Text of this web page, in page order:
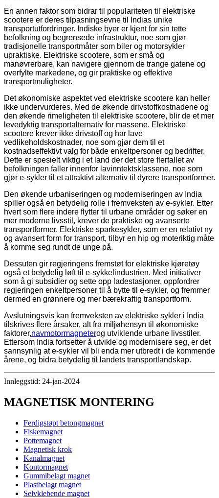
En annen faktor som bidrar til populariteten til elektriske
scootere er deres tilpasningsevne til Indias unike
transportutfordringer. Indiske byer er kjent for sin tette
befolkning og begrensede infrastruktur, noe som gjør
tradisjonelle transportmåter som biler og motorsykler
upraktiske. Elektriske scootere, som er små og
manøvrerbare, kan navigere gjennom de trange gatene og
overfylte markedene, og gir praktiske og effektive
transportmuligheter.
Det økonomiske aspektet ved elektriske scootere kan heller
ikke undervurderes. Med de økende drivstoffkostnadene og
den økende rimeligheten til elektriske scootere, blir de et mer
levedyktig transportalternativ for massene. Elektriske
scootere krever ikke drivstoff og har lave
vedlikeholdskostnader, noe som gjør dem til et
kostnadseffektivt valg for både enkeltpersoner og bedrifter.
Dette er spesielt viktig i et land der det store flertallet av
befolkningen faller innenfor lavinntektsklassene, noe som
gjør e-sykler til et attraktivt alternativ til dyrere transportformer.
Den økende urbaniseringen og moderniseringen av India
spiller også en betydelig rolle i fremveksten av e-sykler. Etter
hvert som flere indere flytter til urbane områder og søker en
mer moderne livsstil, krever de praktiske og avanserte
transportformer. Elektriske sparkesykler, som er en relativt ny
og avansert form for transport, tilbyr en hip og moteriktig måte
å komme seg rundt de unge på.
Dessuten gir regjeringens fremstøt for elektriske kjøretøy
også et betydelig løft til e-sykkelindustrien. Med initiativer
som å gi subsidier og sette opp ladestasjoner, oppfordrer
regjeringen enkeltpersoner til å bytte til e-sykler, og fremmer
dermed en grønnere og mer bærekraftig transportform.
Avslutningsvis kan fremveksten av elektriske sykler i India
tilskrives flere årsaker, alt fra miljøhensyn til økonomiske
faktorer,navmotormagneterog utviklende urbane livsstiler.
Ettersom India fortsetter å utvikle og modernisere seg, er det
sannsynlig at e-sykler vil bli enda mer utbredt i de kommende
årene, og bidra betydelig til landets transportlandskap.
Innleggstid: 24-jan-2024
MAGNETISK MONTERING
Ferdigstøpt betongmagnet
Fiskemagnet
Pottemagnet
Magnetisk krok
Kanalmagnet
Kontormagnet
Gummibelagt magnet
Plastbelagt magnet
Selvklebende magnet